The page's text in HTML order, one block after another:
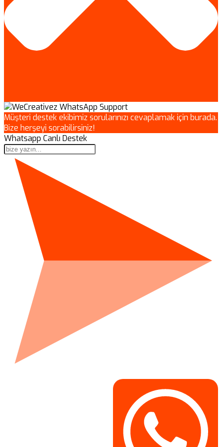
Müşteri destek ekibimiz sorularınızı cevaplamak için burada.
Bize herşeyi sorabilirsiniz!
Whatsapp Canlı Destek